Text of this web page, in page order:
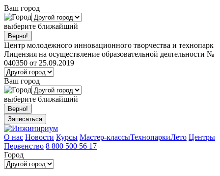
Ваш город
выберите ближайший
Центр молодежного инновационного творчества и технопарк
Лицензия на осуществление образовательной деятельности №
040350 от 25.09.2019
Ваш город
выберите ближайший
Записаться
О нас Новости Курсы Мастер-классыТехнопаркиЛето Центры
Первенство 8 800 500 56 17
Город